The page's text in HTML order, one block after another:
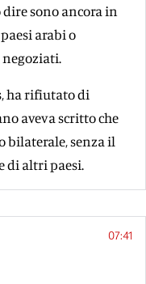
sono ancora in
arabi o
ha rifiutato di
aveva scritto che
bilaterale, senza il
di altri paesi.
07:41